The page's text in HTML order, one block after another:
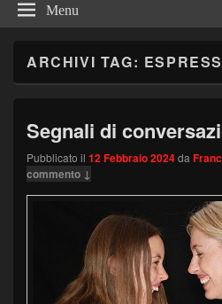
Menu
ARCHIVI TAG:
Segnali di
Pubblicato il 12 Febbraio 2024da
commento ↓